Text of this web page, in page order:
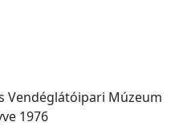
Vendéglátóipari Múzeum
1976